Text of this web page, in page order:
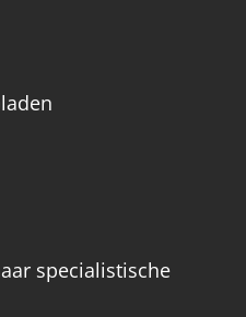
specialistische